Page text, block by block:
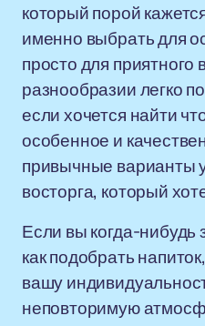
который порой
именно выбрать для
просто для приятного
разнообразии легко
если хочется найти
особенное и
привычные варианты
восторга, который
Если вы когда-нибудь
как подобрать
вашу
неповторимую